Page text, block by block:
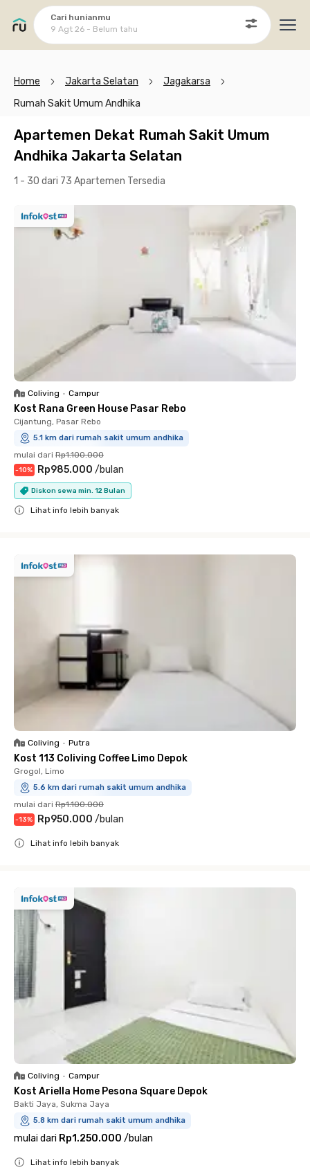
Cari hunianmu
9 Agt 26 - Belum tahu
Home Jakarta Selatan
Jagakarsa
Rumah Sakit Umum Andhika
Apartemen Dekat Rumah Sakit Umum
Andhika Jakarta Selatan
1 - 30 dari 73 Apartemen Tersedia
Coliving • Campur
Kost Rana Green House Pasar Rebo
Cijantung, Pasar Rebo
5.1 km dari rumah sakit umum andhika
mulai dari Rp1.100.000
-10% Rp985.000 /bulan
Diskon sewa min. 12 Bulan
Lihat info lebih banyak
Coliving • Putra
Kost 113 Coliving Coffee Limo Depok
Grogol, Limo
5.6 km dari rumah sakit umum andhika
mulai dari Rp1.100.000
-13% Rp950.000 /bulan
Lihat info lebih banyak
Coliving • Campur
Kost Ariella Home Pesona Square Depok
Bakti Jaya, Sukma Jaya
5.8 km dari rumah sakit umum andhika
mulai dari Rp1.250.000 /bulan
Lihat info lebih banyak